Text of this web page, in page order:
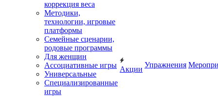
коррекция веса
Методики,
технологии, игровые
платформы
Семейные сценарии,
родовые программы
Для женщин
Ассоциативные игры
Универсальные
Специализированные
игры
Акции
Упражнения